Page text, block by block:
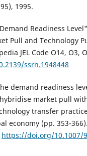
1995.
Readiness
Pull and Technology
JEL Code O14, O3,
ssrn.1948448
demand readiness
market pull
transfer
economy (pp. 353-
https://doi.org/10.1007/